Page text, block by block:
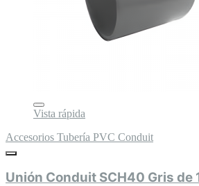
Vista rápida
Accesorios Tubería PVC Conduit
Unión Conduit SCH40 Gris de